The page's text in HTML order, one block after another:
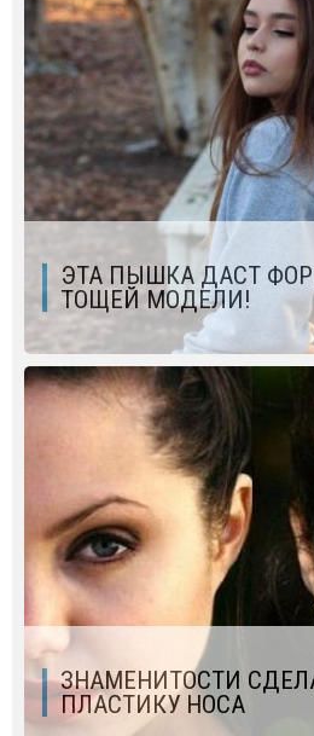
ЭТА ПЫШКА ДАСТ
ТОЩЕЙ МОДЕЛИ!
ЗНАМЕНИТОСТИ
ПЛАСТИКУ НОСА